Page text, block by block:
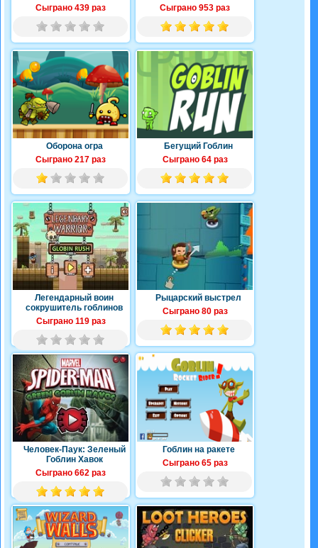
Сыграно 439 раз
Сыграно 953 раз
Оборона огра
Сыграно 217 раз
Бегущий Гоблин
Сыграно 64 раз
Легендарный воин
сокрушитель гоблинов
Сыграно 119 раз
Рыцарский выстрел
Сыграно 80 раз
Человек-Паук: Зеленый
Гоблин Хавок
Сыграно 662 раз
Гоблин на ракете
Сыграно 65 раз